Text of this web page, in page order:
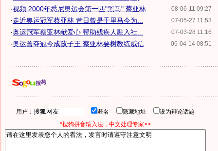
08-06-11 09:27
·视频:2000年悉尼奥运会第一匹"黑马" 蔡亚林
07-05-27 11:53
·走近奥运冠军蔡亚林 昔日曾是千里马今为...
07-03-28 11:16
·奥运冠军蔡亚林献爱心 帮助残疾人融入社...
06-04-14 08:51
·奥运曾夺冠今成孩子王 蔡亚林要树教练威信
用户： 匿名 隐藏地址
设为辩论话题
*搜狗拼音输入法，中文处理专家>>